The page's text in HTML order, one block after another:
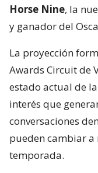
Horse Nine, la
y ganador del
La proyección
Awards Circuit de
estado actual de
interés que
conversaciones
pueden cambiar a
temporada.